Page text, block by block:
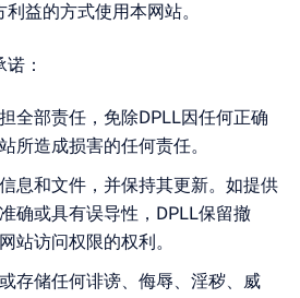
益的方式使用本网站。
：
全部责任，免除DPLL因任何正确
所造成损害的任何责任。
息和文件，并保持其更新。如提供
确或具有误导性，DPLL保留撤
站访问权限的权利。
存储任何诽谤、侮辱、淫秽、威